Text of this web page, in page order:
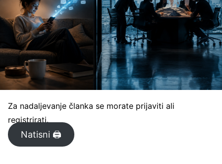
Za nadaljevanje članka se morate prijaviti ali
registrirati.
Natisni 🖨